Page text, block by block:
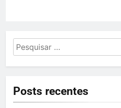
Pesquisar
por:
Posts recentes